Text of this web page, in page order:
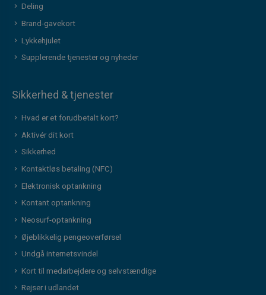
Deling
Brand-gavekort
Lykkehjulet
Supplerende tjenester og nyheder
Sikkerhed & tjenester
Hvad er et forudbetalt kort?
Aktivér dit kort
Sikkerhed
Kontaktløs betaling (NFC)
Elektronisk optankning
Kontant optankning
Neosurf-optankning
Øjeblikkelig pengeoverførsel
Undgå internetsvindel
Kort til medarbejdere og selvstændige
Rejser i udlandet